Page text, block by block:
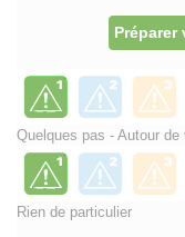
Préparer
Quelques pas - Autour de
Rien de particulier